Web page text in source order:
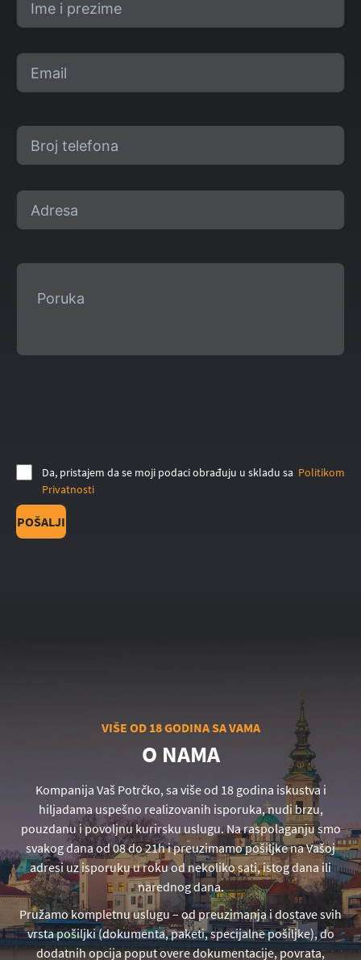
Da, pristajem da se moji podaci obrađuju u skladu sa Politikom
Privatnosti
POŠALJI
VIŠE OD 18 GODINA SA VAMA
O NAMA
Kompanija Vaš Potrčko, sa više od 18 godina iskustva i
hiljadama uspešno realizovanih isporuka, nudi brzu,
pouzdanu i povoljnu kurirsku uslugu. Na raspolaganju smo
svakog dana od 08 do 21h i preuzimamo pošiljke na Vašoj
adresi uz isporuku u roku od nekoliko sati, istog dana ili
narednog dana.
Pružamo kompletnu uslugu – od preuzimanja i dostave svih
vrsta pošiljki (dokumenta, paketi, specijalne pošiljke), do
dodatnih opcija poput overe dokumentacije, povrata,